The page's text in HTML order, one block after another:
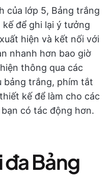
của lớp 5, Bảng trắng
để ghi lại ý tưởng
hiện và kết nối với
nhanh hơn bao giờ
thông qua các
bảng trắng, phím tắt
kế để làm cho các
có tác động hơn.
đa Bảng